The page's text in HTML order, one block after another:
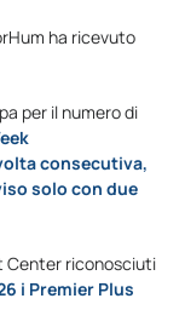
ha ricevuto
per il numero di
consecutiva,
solo con due
Center riconosciuti
i Premier Plus